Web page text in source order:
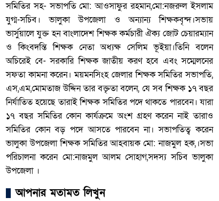
সমিতির সহ- সভাপতি মো: আওসাফুর রহমান,মো:নজরুল ইসলাম
যুগ্ম-সচিব। ভালুকা উপজেলা ও অন্যান্য শিক্ষকবৃন্দ।সভায়
ভার্সুয়ালে যুক্ত হন বাংলাদেশ শিক্ষক কর্মচারী ঐক্য জোট চেয়ারম্যান
ও কিংবদন্তি শিক্ষক নেতা অধ্যক্ষ সেলিম ভূইয়া।তিনি বলেন
অচিরেই বে- সরকারি শিক্ষক জাতীয় করণ হবে এবং সম্মেলনের
সফতা কামনা করেন। ময়মনসিংহ জেলার শিক্ষক সমিতির সভাপতি,
এস,এম,মোমতাজ উদ্দিন তার বক্তৃতা বলেন, যে সব শিক্ষক ১৭ বছর
নির্যাতিত হয়েছে তারাই শিক্ষক সমিতির পদে থাকতে পারবেন। যারা
১৭ বছর সমিতির কোন কার্যক্রমে অংশ গ্রহণ করেন নাই তারাও
সমিতির কোন বড় পদে আসতে পারবেন না। সভাপতিত্ব করেন
ভালুকা উপজেলা শিক্ষক সমিতির আহবায়ক মো: নাজমুল হক,।সভা
পরিচালনা করেন মো:নাজমুল আলম সোহাগ,সদস্য সচিব ভালুকা
উপজেলা ।
আপনার মতামত লিখুন